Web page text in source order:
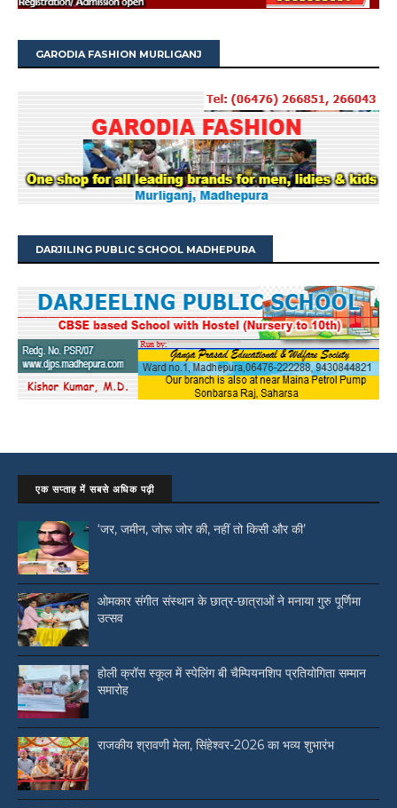
GARODIA FASHION MURLIGANJ
DARJILING PUBLIC SCHOOL MADHEPURA
एक सप्ताह में सबसे अधिक पढ़ी
‘जर, जमीन, जोरू जोर की, नहीं तो किसी और की’
ओमकार संगीत संस्थान के छात्र-छात्राओं ने मनाया गुरु पूर्णिमा
उत्सव
होली क्रॉस स्कूल में स्पेलिंग बी चैम्पियनशिप प्रतियोगिता सम्मान
समारोह
राजकीय श्रावणी मेला, सिंहेश्वर-2026 का भव्य शुभारंभ